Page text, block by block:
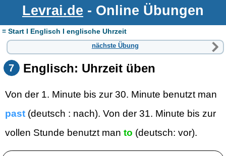
Levrai.de - Online Übungen
≡ Start I Englisch I englische Uhrzeit
nächste Übung
7 Englisch: Uhrzeit üben
Von der 1. Minute bis zur 30. Minute benutzt man
past (deutsch : nach). Von der 31. Minute bis zur
vollen Stunde benutzt manto (deutsch: vor).